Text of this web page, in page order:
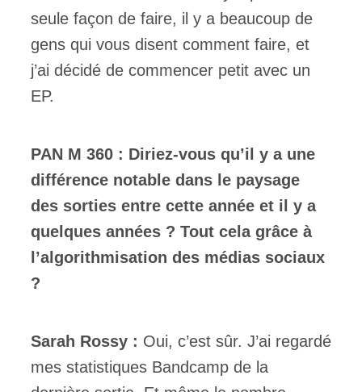
seule façon de faire, il y a beaucoup de
gens qui vous disent comment faire, et
j’ai décidé de commencer petit avec un
EP.
PAN M 360 : Diriez-vous qu’il y a une
différence notable dans le paysage
des sorties entre cette année et il y a
quelques années ? Tout cela grâce à
l’algorithmisation des médias sociaux
?
Sarah Rossy : Oui, c’est sûr. J’ai regardé
mes statistiques Bandcamp de la